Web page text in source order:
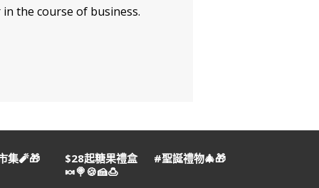
the course of business.
集🧨🎁
$28起糖果禮盒
🍬🍭🍪🍰🍮
#聖誕禮物🎄🎁